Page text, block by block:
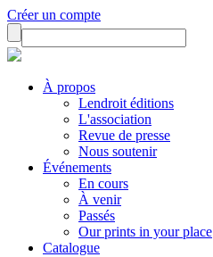
Créer un compte
À propos
Lendroit éditions
L'association
Revue de presse
Nous soutenir
Événements
En cours
À venir
Passés
Our prints in your place
Catalogue